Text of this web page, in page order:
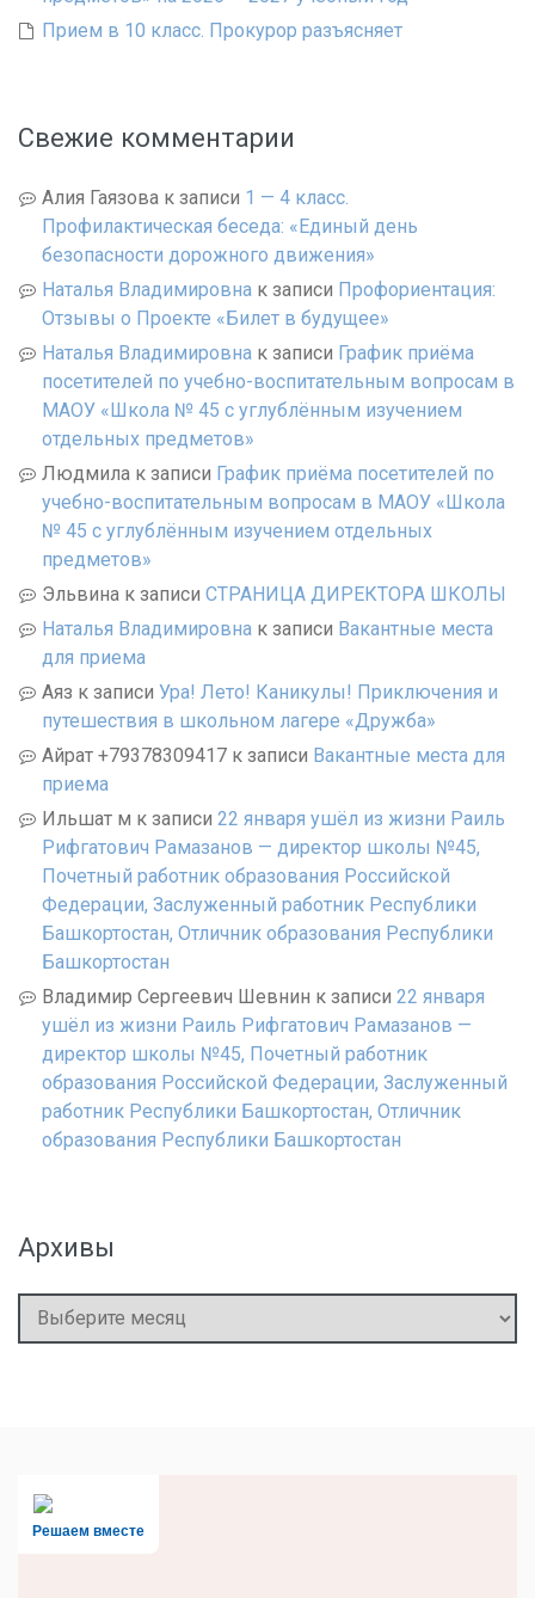
Прием в 10 класс. Прокурор разъясняет
Свежие комментарии
Алия Гаязова к записи 1 — 4 класс.
Профилактическая беседа: «Единый день
безопасности дорожного движения»
Наталья Владимировна к записи Профориентация:
Отзывы о Проекте «Билет в будущее»
Наталья Владимировна к записи График приёма
посетителей по учебно-воспитательным вопросам в
МАОУ «Школа № 45 с углублённым изучением
отдельных предметов»
Людмила к записи График приёма посетителей по
учебно-воспитательным вопросам в МАОУ «Школа
№ 45 с углублённым изучением отдельных
предметов»
Эльвина к записи СТРАНИЦА ДИРЕКТОРА ШКОЛЫ
Наталья Владимировна к записи Вакантные места
для приема
Аяз к записи Ура! Лето! Каникулы! Приключения и
путешествия в школьном лагере «Дружба»
Айрат +79378309417 к записи Вакантные места для
приема
Ильшат м к записи 22 января ушёл из жизни Раиль
Рифгатович Рамазанов — директор школы №45,
Почетный работник образования Российской
Федерации, Заслуженный работник Республики
Башкортостан, Отличник образования Республики
Башкортостан
Владимир Сергеевич Шевнин к записи 22 января
ушёл из жизни Раиль Рифгатович Рамазанов —
директор школы №45, Почетный работник
образования Российской Федерации, Заслуженный
работник Республики Башкортостан, Отличник
образования Республики Башкортостан
Архивы
Архивы
Решаем вместе